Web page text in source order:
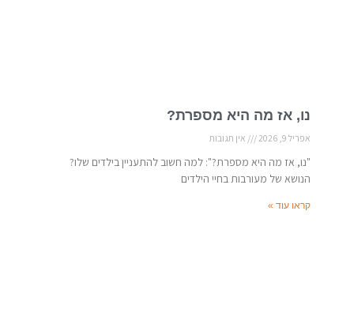
נו, אז מה היא מספרת?
אפריל 9, 2026 אין תגובות
"נו, אז מה היא מספרת?": למה חשוב להתעניין בילדים שלו?
הנושא של מעורבות בחיי הילדים
קראו עוד »